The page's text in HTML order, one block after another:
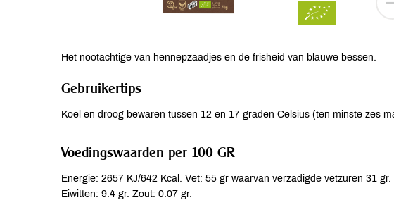
Het nootachtige van hennepzaadjes en de frisheid van blauwe bessen.
Gebruikertips
Koel en droog bewaren tussen 12 en 17 graden Celsius (ten minste zes
Voedingswaarden per 100 GR
Energie: 2657 KJ/642 Kcal. Vet: 55 gr waarvan verzadigde vetzuren 31
Eiwitten: 9.4 gr. Zout: 0.07 gr.